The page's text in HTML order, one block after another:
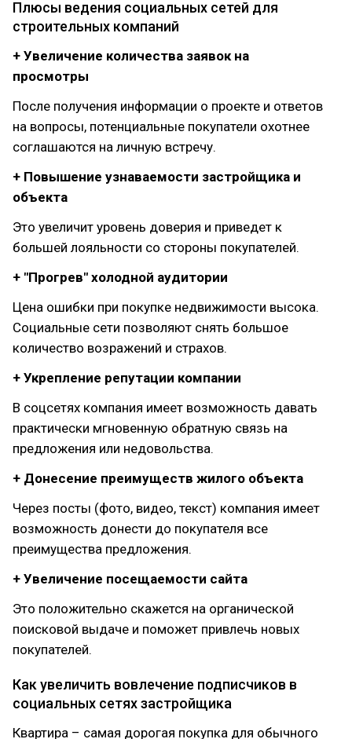
Плюсы ведения социальных сетей для
строительных компаний
+ Увеличение количества заявок на
просмотры
После получения информации о проекте и ответов
на вопросы, потенциальные покупатели охотнее
соглашаются на личную встречу.
+ Повышение узнаваемости застройщика и
объекта
Это увеличит уровень доверия и приведет к
большей лояльности со стороны покупателей.
+ "Прогрев" холодной аудитории
Цена ошибки при покупке недвижимости высока.
Социальные сети позволяют снять большое
количество возражений и страхов.
+ Укрепление репутации компании
В соцсетях компания имеет возможность давать
практически мгновенную обратную связь на
предложения или недовольства.
+ Донесение преимуществ жилого объекта
Через посты (фото, видео, текст) компания имеет
возможность донести до покупателя все
преимущества предложения.
+ Увеличение посещаемости сайта
Это положительно скажется на органической
поисковой выдаче и поможет привлечь новых
покупателей.
Как увеличить вовлечение подписчиков в
социальных сетях застройщика
Квартира – самая дорогая покупка для обычного